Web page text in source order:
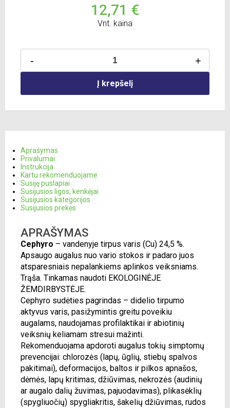
12,71 €
Vnt. kaina
- +
Į krepšelį
Aprašymas
Privalumai
Instrukcija
Kartu rekomenduojame
Susiję puslapiai
Susijusios ligos, kenkėjai
Susijusios kategorijos
Susijusios prekės
APRAŠYMAS
Cephyro – vandenyje tirpus varis (Cu) 24,5 %.
Apsaugo augalus nuo vario stokos ir padaro juos
atsparesniais nepalankiems aplinkos veiksniams.
Trąša. Tinkamas naudoti EKOLOGINĖJE
ŽEMDIRBYSTĖJE.
Cephyro sudėties pagrindas – didelio tirpumo
aktyvus varis, pasižymintis greitu poveikiu
augalams, naudojamas profilaktikai ir abiotinių
veiksnių keliamam stresui mažinti.
Rekomenduojama apdoroti augalus tokių simptomų
prevencijai: chlorozės (lapų, ūglių, stiebų spalvos
pakitimai), deformacijos, baltos ir pilkos apnašos,
dėmės, lapų kritimas, džiūvimas, nekrozės (audinių
ar augalo dalių žuvimas, pajuodavimas), plikasėklių
(spygliuočių) spygliakritis, šakelių džiūvimas, rudos